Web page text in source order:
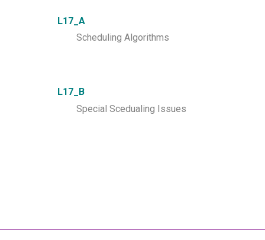
L17_A
Scheduling Algorithms
L17_B
Special Scedualing Issues